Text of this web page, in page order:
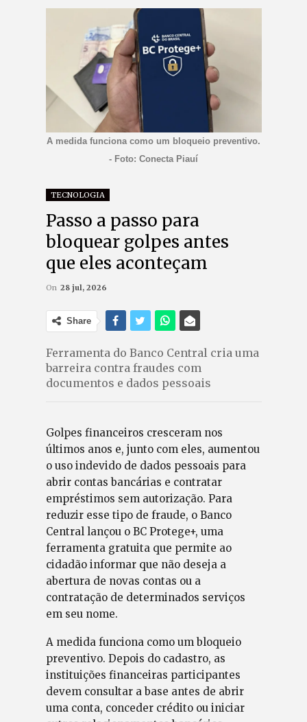
A medida funciona como um bloqueio preventivo.
- Foto: Conecta Piauí
TECNOLOGIA
Passo a passo para
bloquear golpes antes
que eles aconteçam
On 28 jul, 2026
Share
Ferramenta do Banco Central cria uma
barreira contra fraudes com
documentos e dados pessoais
Golpes financeiros cresceram nos
últimos anos e, junto com eles, aumentou
o uso indevido de dados pessoais para
abrir contas bancárias e contratar
empréstimos sem autorização. Para
reduzir esse tipo de fraude, o Banco
Central lançou o BC Protege+, uma
ferramenta gratuita que permite ao
cidadão informar que não deseja a
abertura de novas contas ou a
contratação de determinados serviços
em seu nome.
A medida funciona como um bloqueio
preventivo. Depois do cadastro, as
instituições financeiras participantes
devem consultar a base antes de abrir
uma conta, conceder crédito ou iniciar